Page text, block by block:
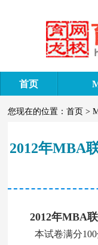
首页
您现在的位置：首页 >
2012年MBA
2012年MBA
本试卷满分100